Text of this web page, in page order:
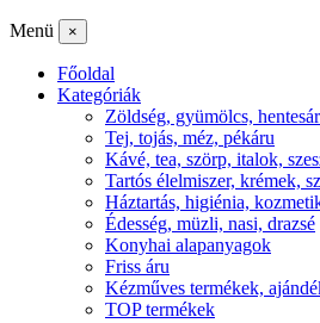
Menü ×
Főoldal
Kategóriák
Zöldség, gyümölcs,
Tej, tojás, méz, pékáru
Kávé, tea, szörp, italok,
Tartós élelmiszer, krémek,
Háztartás, higiénia,
Édesség, müzli, nasi, drazsé
Konyhai alapanyagok
Friss áru
Kézműves termékek,
TOP termékek